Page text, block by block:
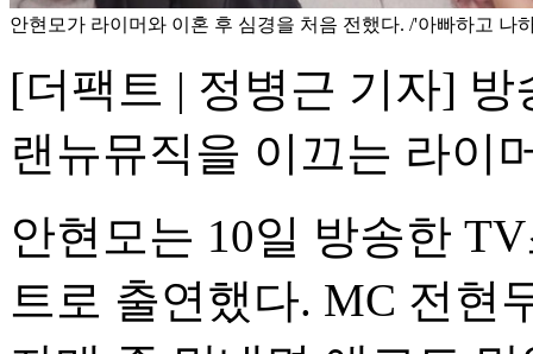
안현모가 라이머와 이혼 후 심경을 처음 전했다. /'아빠하고 나
[더팩트 | 정병근 기자]
랜뉴뮤직을 이끄는 라이
안현모는 10일 방송한
트로 출연했다. MC 전현